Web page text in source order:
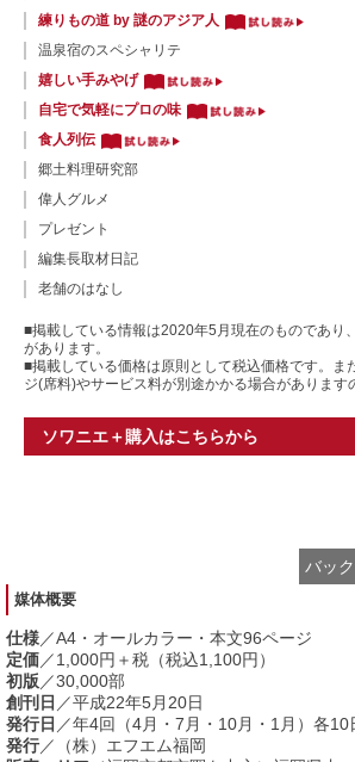
練りもの道 by 謎のアジア人
温泉宿のスペシャリテ
嬉しい手みやげ
自宅で気軽にプロの味
食人列伝
郷土料理研究部
偉人グルメ
プレゼント
編集長取材日記
老舗のはなし
■掲載している情報は2020年5月現在のものであり
があります。
■掲載している価格は原則として税込価格です。ま
ジ(席料)やサービス料が別途かかる場合があります
ソワニエ＋購入はこちらから
バッ
媒体概要
仕様／A4・オールカラー・本文96ページ
定価／1,000円＋税（税込1,100円）
初版 ／30,000部
創刊日 ／平成22年5月20日
発行日 ／年4回（4月・7月・10月・1月）各10
発行／（株）エフエム福岡